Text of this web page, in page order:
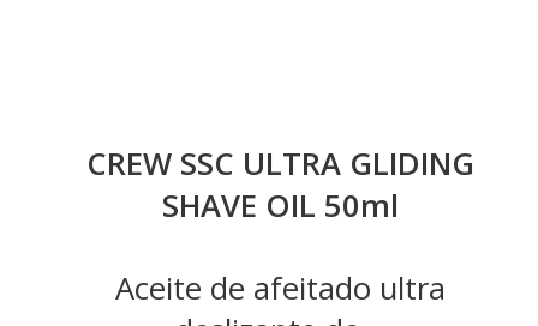
CREW SSC ULTRA GLIDING
SHAVE OIL 50ml
Aceite de afeitado ultra